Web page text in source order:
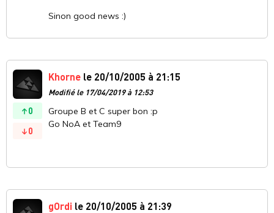
Sinon good news :)
0
0
Khorne le 20/10/2005 à 21:15
Modifié le 17/04/2019 à 12:53
Groupe B et C super bon :p
Go NoA et Team9
gOrdi le 20/10/2005 à 21:39